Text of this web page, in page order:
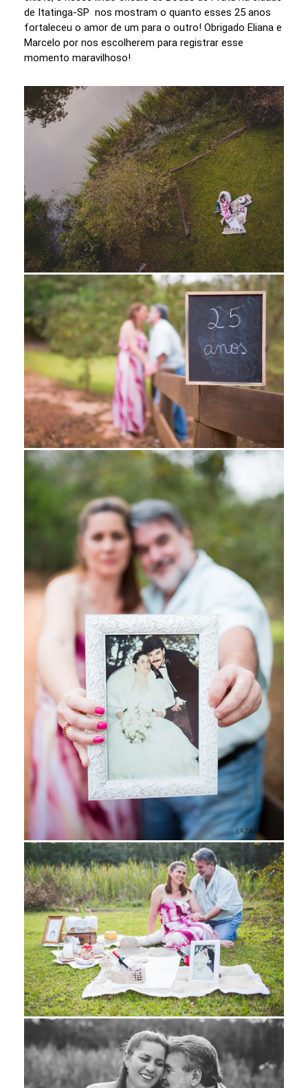
de Itatinga-SP nos mostram o quanto esses 25 anos
fortaleceu o amor de um para o outro! Obrigado Eliana e
Marcelo por nos escolherem para registrar esse
momento maravilhoso!